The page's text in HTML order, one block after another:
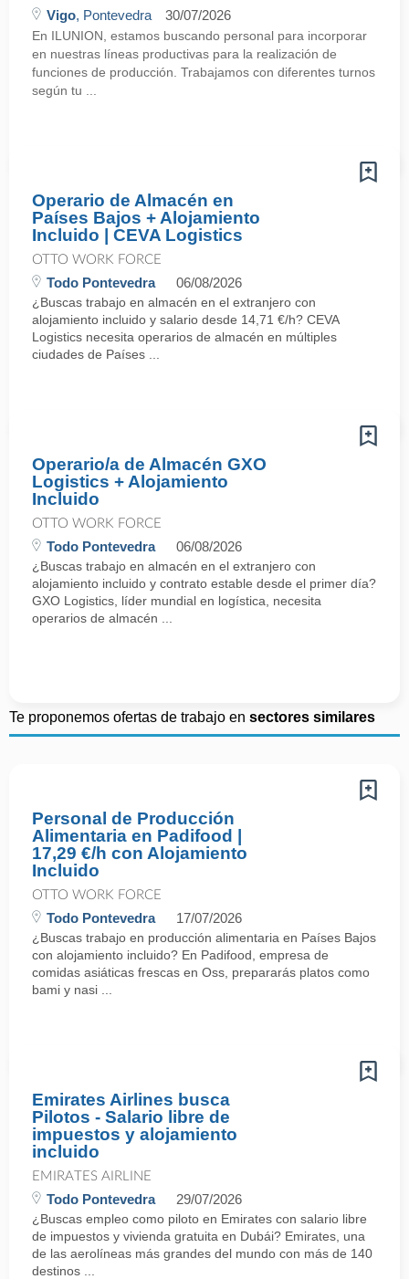
Vigo, Pontevedra 30/07/2026
En ILUNION, estamos buscando personal para incorporar
en nuestras líneas productivas para la realización de
funciones de producción. Trabajamos con diferentes turnos
según tu ...
Operario de Almacén en
Países Bajos + Alojamiento
Incluido | CEVA Logistics
OTTO WORK FORCE
Todo Pontevedra 06/08/2026
¿Buscas trabajo en almacén en el extranjero con
alojamiento incluido y salario desde 14,71 €/h? CEVA
Logistics necesita operarios de almacén en múltiples
ciudades de Países ...
Operario/a de Almacén GXO
Logistics + Alojamiento
Incluido
OTTO WORK FORCE
Todo Pontevedra 06/08/2026
¿Buscas trabajo en almacén en el extranjero con
alojamiento incluido y contrato estable desde el primer día?
GXO Logistics, líder mundial en logística, necesita
operarios de almacén ...
Te proponemos ofertas de trabajo en sectores similares
Personal de Producción
Alimentaria en Padifood |
17,29 €/h con Alojamiento
Incluido
OTTO WORK FORCE
Todo Pontevedra 17/07/2026
¿Buscas trabajo en producción alimentaria en Países Bajos
con alojamiento incluido? En Padifood, empresa de
comidas asiáticas frescas en Oss, prepararás platos como
bami y nasi ...
Emirates Airlines busca
Pilotos - Salario libre de
impuestos y alojamiento
incluido
EMIRATES AIRLINE
Todo Pontevedra 29/07/2026
¿Buscas empleo como piloto en Emirates con salario libre
de impuestos y vivienda gratuita en Dubái? Emirates, una
de las aerolíneas más grandes del mundo con más de 140
destinos ...